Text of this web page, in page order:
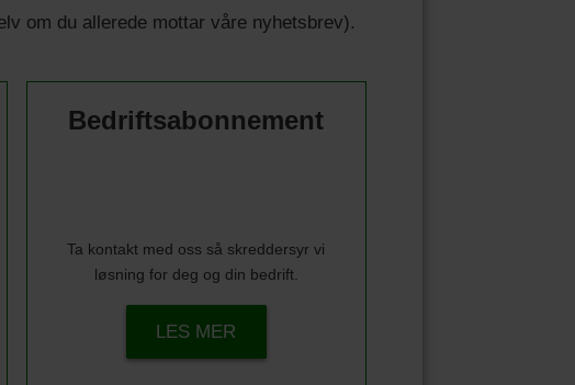
om du allerede mottar våre nyhetsbrev).
Bedriftsabonnement
Ta kontakt med oss så skreddersyr vi
løsning for deg og din bedrift.
LES MER